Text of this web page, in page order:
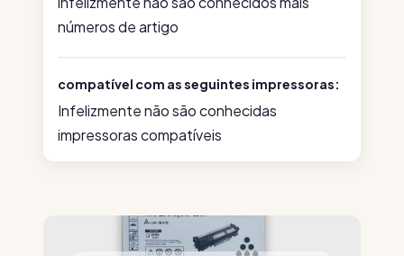
números de artigo
compatível com as seguintes impressoras:
Infelizmente não são conhecidas
impressoras compatíveis